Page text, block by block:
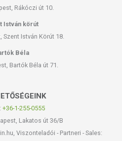
Rákóczi út 10.
István körút
Szent István Körút 18.
Béla
Bartók Béla út 71.
+36-1-255-0555
Lakatos út 36/B
Viszonteladói - Partneri - Sales: